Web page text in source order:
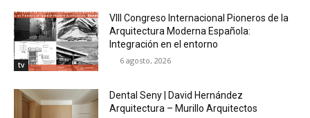
tv
VIII Congreso Internacional Pioneros de la
Arquitectura Moderna Española:
Integración en el entorno
6 agosto, 2026
Dental Seny | David Hernández
Arquitectura – Murillo Arquitectos